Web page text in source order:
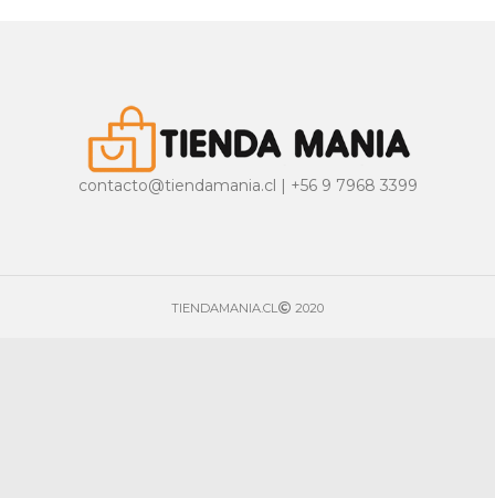
contacto@tiendamania.cl | +56 9 7968 3399
TIENDAMANIA.CL 2020